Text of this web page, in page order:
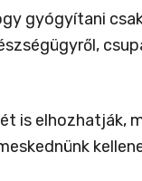
gyógyítani
is elhozhatják,